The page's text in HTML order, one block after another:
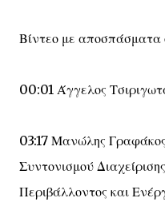
Βίντεο με αποσπάσματα
00:01 Άγγελος
03:17 Μανώλης
Συντονισμού
Περιβάλλοντος και